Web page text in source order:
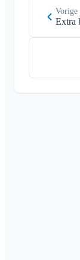
Vorige
Extra